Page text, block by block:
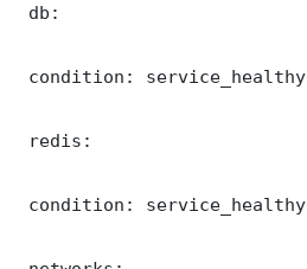
db:
condition: service_healthy
redis:
condition: service_healthy